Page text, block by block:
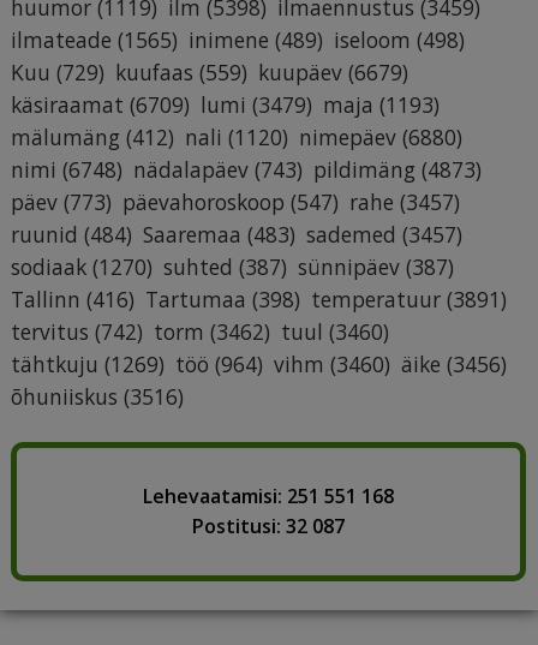
huumor (1119) ilm (5398) ilmaennustus (3459)
ilmateade (1565) inimene (489) iseloom (498)
Kuu (729) kuufaas (559) kuupäev (6679)
käsiraamat (6709) lumi (3479) maja (1193)
mälumäng (412) nali (1120) nimepäev (6880)
nimi (6748) nädalapäev (743) pildimäng (4873)
päev (773) päevahoroskoop (547) rahe (3457)
ruunid (484) Saaremaa (483) sademed (3457)
sodiaak (1270) suhted (387) sünnipäev (387)
Tallinn (416) Tartumaa (398) temperatuur (3891)
tervitus (742) torm (3462) tuul (3460)
tähtkuju (1269) töö (964) vihm (3460) äike (3456)
õhuniiskus (3516)
Lehevaatamisi: 251 551 168
Postitusi: 32 087